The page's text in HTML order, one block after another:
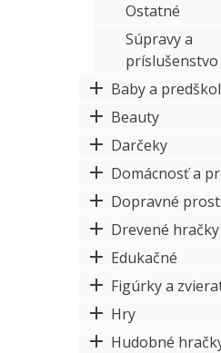
Ostatné
Súpravy a
príslušenstvo
Baby a
Beauty
Darčeky
Domácnosť a
Dopravné
Drevené hračky
Edukačné
Figúrky a
Hry
Hudobné